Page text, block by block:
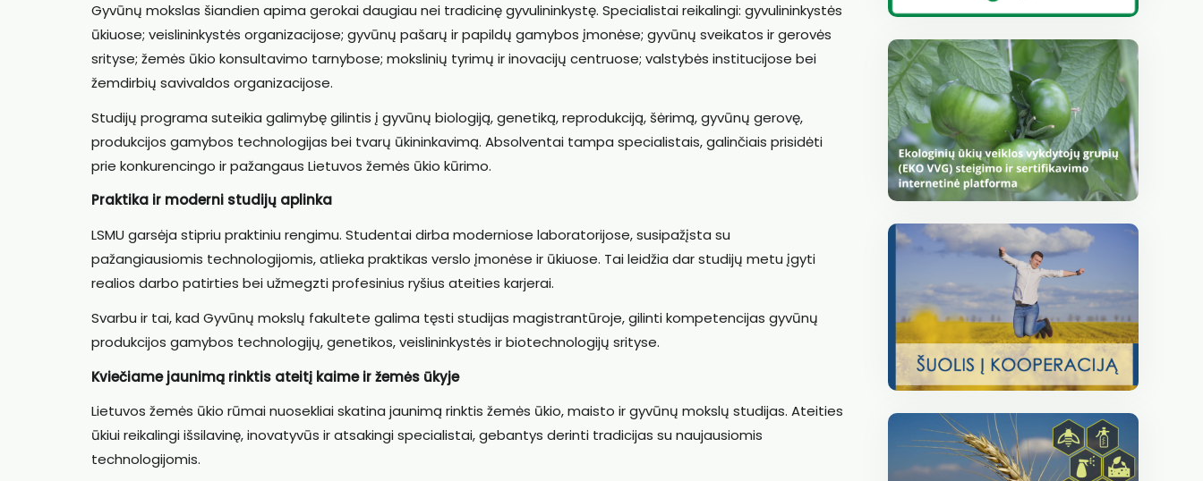
Gyvūnų mokslas šiandien apima gerokai daugiau nei tradicinę gyvulininkystę. Specialistai reikalingi: gyvulininkystės
ūkiuose; veislininkystės organizacijose; gyvūnų pašarų ir papildų gamybos įmonėse; gyvūnų sveikatos ir gerovės
srityse; žemės ūkio konsultavimo tarnybose; mokslinių tyrimų ir inovacijų centruose; valstybės institucijose bei
žemdirbių savivaldos organizacijose.
Studijų programa suteikia galimybę gilintis į gyvūnų biologiją, genetiką, reprodukciją, šėrimą, gyvūnų gerovę,
produkcijos gamybos technologijas bei tvarų ūkininkavimą. Absolventai tampa specialistais, galinčiais prisidėti
prie konkurencingo ir pažangaus Lietuvos žemės ūkio kūrimo.
Praktika ir moderni studijų aplinka
LSMU garsėja stipriu praktiniu rengimu. Studentai dirba moderniose laboratorijose, susipažįsta su
pažangiausiomis technologijomis, atlieka praktikas verslo įmonėse ir ūkiuose. Tai leidžia dar studijų metu įgyti
realios darbo patirties bei užmegzti profesinius ryšius ateities karjerai.
Svarbu ir tai, kad Gyvūnų mokslų fakultete galima tęsti studijas magistrantūroje, gilinti kompetencijas gyvūnų
produkcijos gamybos technologijų, genetikos, veislininkystės ir biotechnologijų srityse.
Kviečiame jaunimą rinktis ateitį kaime ir žemės ūkyje
Lietuvos žemės ūkio rūmai nuosekliai skatina jaunimą rinktis žemės ūkio, maisto ir gyvūnų mokslų studijas. Ateities
ūkiui reikalingi išsilavinę, inovatyvūs ir atsakingi specialistai, gebantys derinti tradicijas su naujausiomis
technologijomis.